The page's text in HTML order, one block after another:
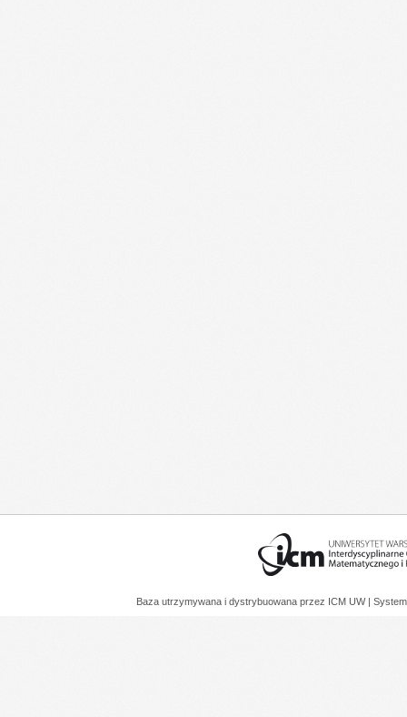
Baza utrzymywana i dystrybuowana przez ICM UW |